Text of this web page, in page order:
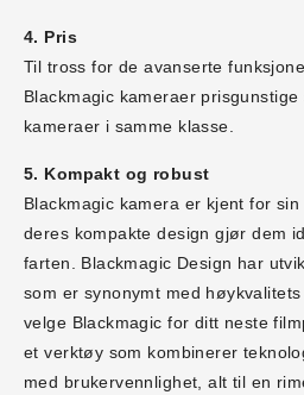
4. Pris
Til tross for de avanserte
Blackmagic kameraer
kameraer i samme klasse.
5. Kompakt og robust
Blackmagic kamera er kjent for
deres kompakte design gjør dem
farten. Blackmagic Design har
som er synonymt med
velge Blackmagic for ditt neste
et verktøy som kombinerer
med brukervennlighet, alt til en